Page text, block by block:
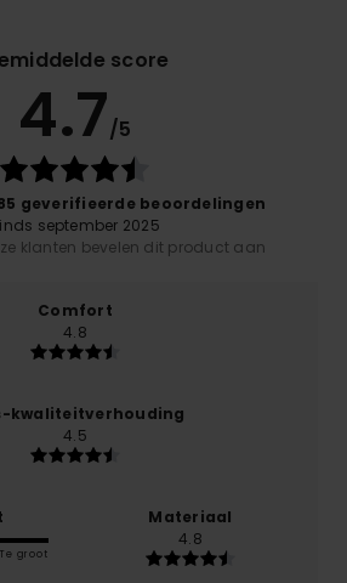
score
4.7/5
geverifieerde beoordelingen
september 2025
klanten bevelen dit product aan
Comfort
4.8
kwaliteitverhouding
4.5
Te groot
Materiaal
4.8